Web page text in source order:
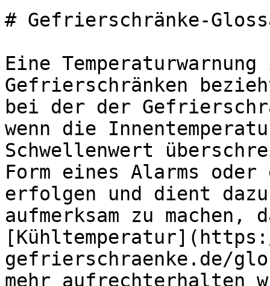
# Gefrierschränke-
Eine Temperaturwarnung
Gefrierschränken
bei der der
wenn die
Schwellenwert
Form eines Alarms
erfolgen und dient
aufmerksam zu
gefrierschraenke.de/
mehr aufrechterhalten